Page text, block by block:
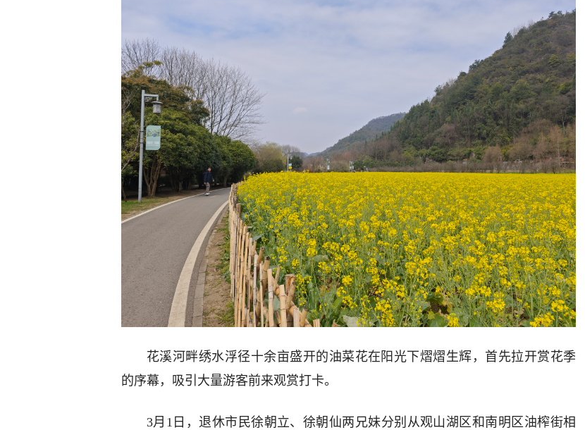
花溪河畔绣水浮径十余亩盛开的油菜花在阳光下熠熠生辉，首先拉开赏花季
的序幕，吸引大量游客前来观赏打卡。
3月1日，退休市民徐朝立、徐朝仙两兄妹分别从观山湖区和南明区油榨街相